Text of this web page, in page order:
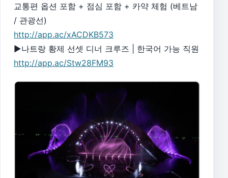
교통편 옵션 포함 + 점심 포함 + 카약 체험 (베트남
/ 관광선)
http://app.ac/xACDKB573
▶나트랑 황제 선셋 디너 크루즈 | 한국어 가능 직원
http://app.ac/Stw28FM93